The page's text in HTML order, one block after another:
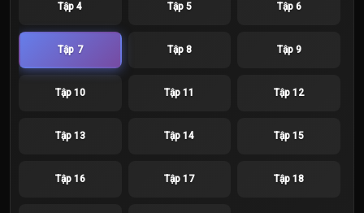
Tập 4 Tập 5 Tập 6
Tập 7 Tập 8 Tập 9
Tập 10 Tập 11 Tập 12
Tập 13 Tập 14 Tập 15
Tập 16 Tập 17 Tập 18